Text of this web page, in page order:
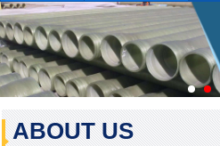
ABOUT US